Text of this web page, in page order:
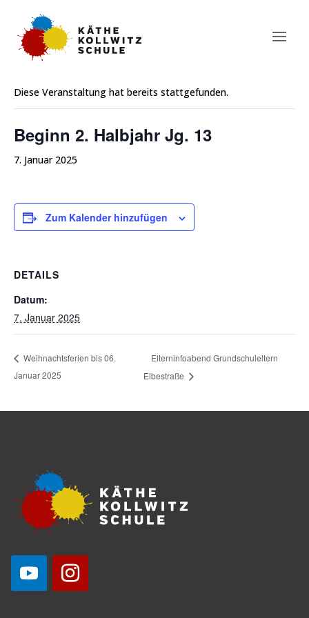
« Alle Veranstaltungen
Diese Veranstaltung hat bereits stattgefunden.
Beginn 2. Halbjahr Jg. 13
7. Januar 2025
Zum Kalender hinzufügen
DETAILS
Datum:
7. Januar 2025
Weihnachtsferien bis 06.
Januar 2025
Elterninfoabend Grundschuleltern
Elbestraße